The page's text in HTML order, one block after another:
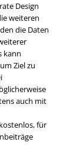
Design
weiteren
die Daten
kann
Ziel zu
auch mit
für